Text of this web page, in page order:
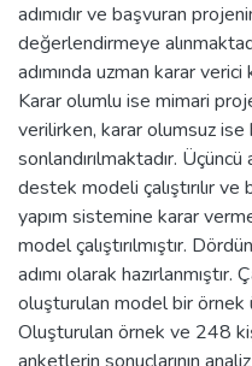
adımıdır ve başvuran
değerlendirmeye
adımında uzman karar
Karar olumlu ise mimari
verilirken, karar olumsuz
sonlandırılmaktadır.
destek modeli çalıştırılır
yapım sistemine karar
model çalıştırılmıştır.
adımı olarak hazırlanmıştır.
oluşturulan model bir örnek
Oluşturulan örnek ve 248